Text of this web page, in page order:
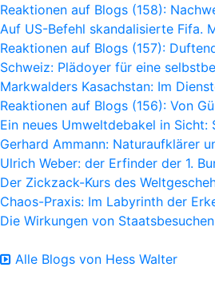
Reaktionen auf Blogs (158):
Auf US-Befehl skandalisierte Fifa.
Reaktionen auf Blogs (157):
Schweiz: Plädoyer für eine
Markwalders Kasachstan: Im
Reaktionen auf Blogs (156): Von
Ein neues Umweltdebakel in Sicht:
Gerhard Ammann: Naturaufklärer
Ulrich Weber: der Erfinder der 1.
Der Zickzack-Kurs des
Chaos-Praxis: Im Labyrinth der
Die Wirkungen von
Alle Blogs von Hess Walter